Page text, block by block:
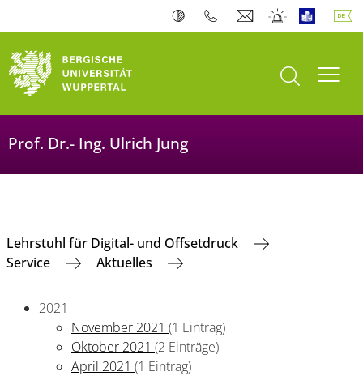
Suche öffnen
Prof. Dr.- Ing. Ulrich Jung
Lehrstuhl für Digital- und Offsetdruck
Service
Aktuelles
2021
November 2021 (1 Eintrag)
Oktober 2021 (2 Einträge)
April 2021 (1 Eintrag)